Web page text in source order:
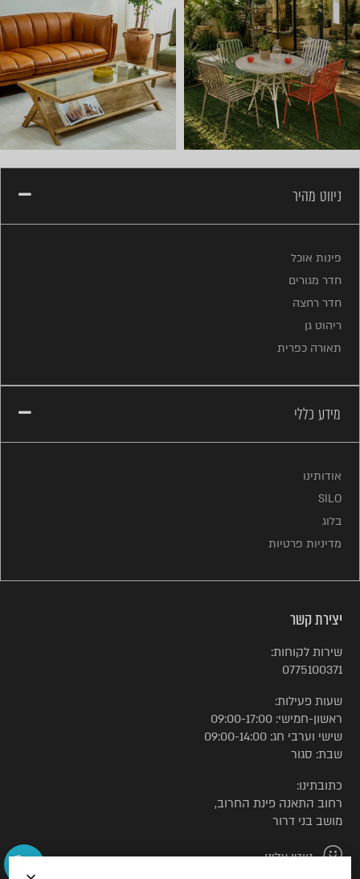
ניווט מהיר
פינות אוכל
חדר מגורים
חדר רחצה
ריהוט גן
תאורה כפרית
מידע כללי
אודותינו
SILO
בלוג
מדיניות פרטיות
יצירת קשר
שירות לקוחות:
0775100371
שעות פעילות:
ראשון-חמישי: 09:00-17:00
שישי וערבי חג: 09:00-14:00
שבת: סגור
כתובתינו:
רחוב התאנה פינת החרוב,
מושב בני דרור
נווטו אלינו